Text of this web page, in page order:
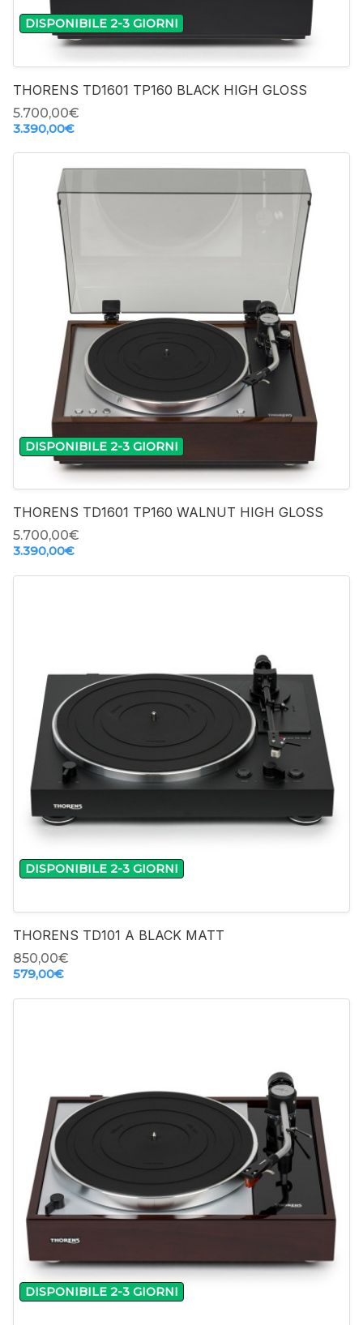
DISPONIBILE 2-3 GIORNI
THORENS TD1601 TP160 BLACK HIGH GLOSS
5.700,00‎€
3.390,00‎€
DISPONIBILE 2-3 GIORNI
THORENS TD1601 TP160 WALNUT HIGH GLOSS
5.700,00‎€
3.390,00‎€
-
DISPONIBILE 2-3 GIORNI
THORENS TD101 A BLACK MATT
850,00‎€
579,00‎€
-
DISPONIBILE 2-3 GIORNI
-